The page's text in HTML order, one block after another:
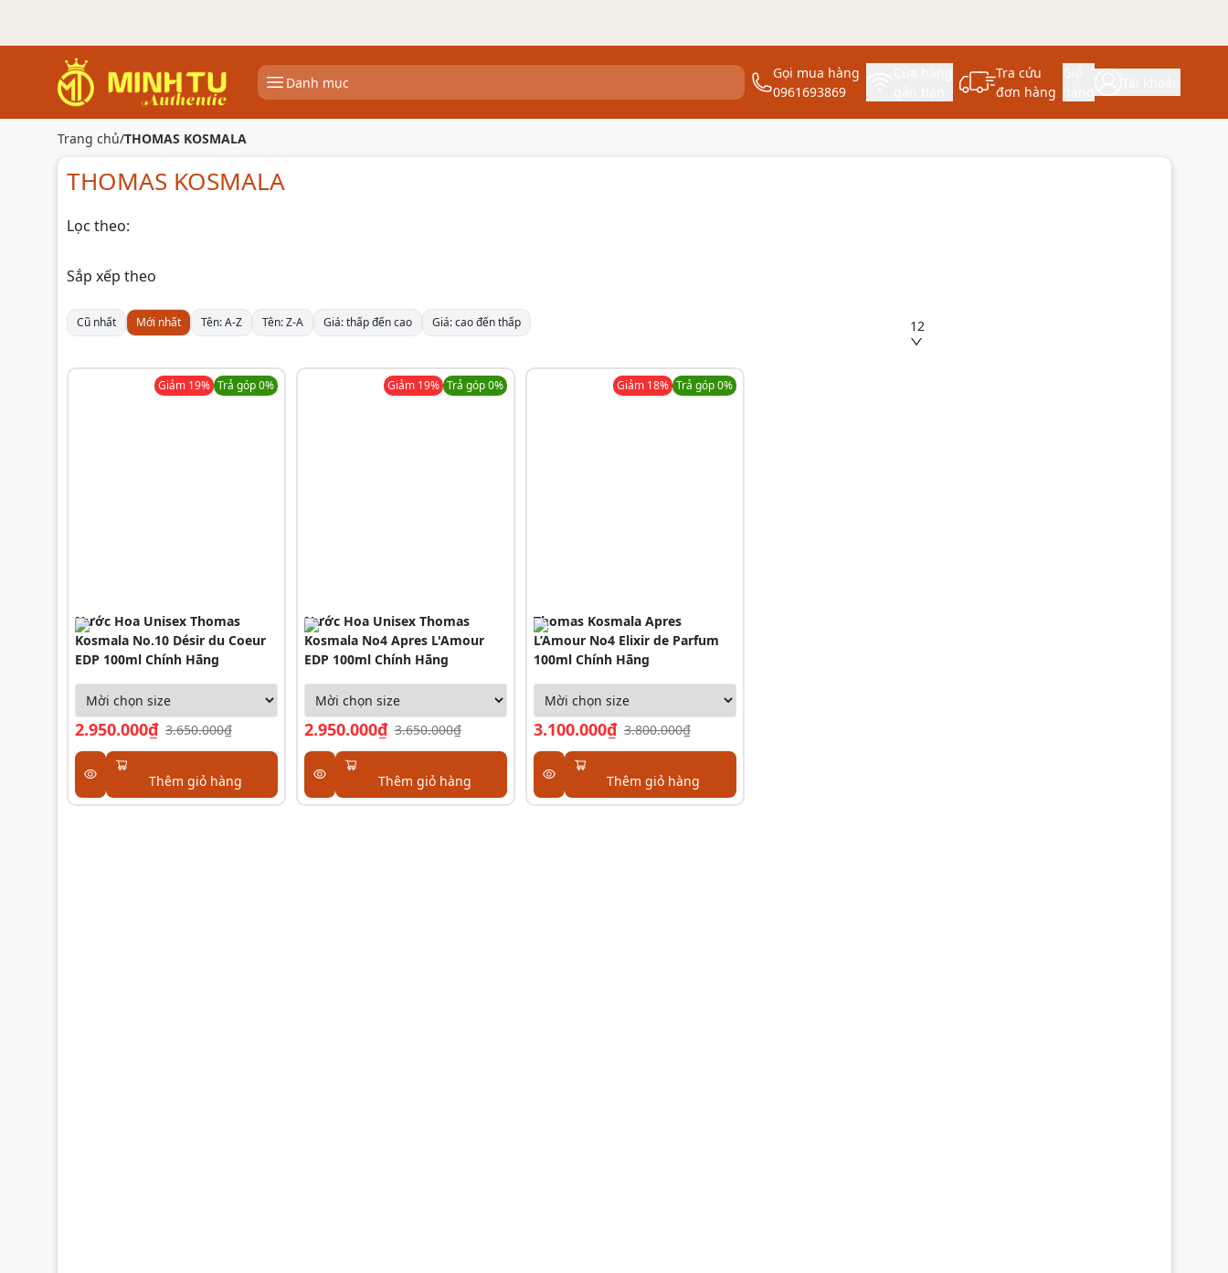
Danh mục
Gọi mua hàng
0961693869
Tra cứu
đơn hàng
Trang chủ/THOMAS KOSMALA
THOMAS KOSMALA
Lọc theo:
Sắp xếp theo
Cũ nhất Mới nhất Tên: A-Z Tên: Z-A Giá: thấp đến cao Giá: cao đến thấp 12
Giảm 19% Trả góp 0%
Nước Hoa Unisex Thomas
Kosmala No.10 Désir du Coeur
EDP 100ml Chính Hãng
2.950.000₫ 3.650.000₫
Thêm giỏ hàng
Giảm 19% Trả góp 0%
Nước Hoa Unisex Thomas
Kosmala No4 Apres L'Amour
EDP 100ml Chính Hãng
2.950.000₫ 3.650.000₫
Thêm giỏ hàng
Giảm 18% Trả góp 0%
Thomas Kosmala Apres
L’Amour No4 Elixir de Parfum
100ml Chính Hãng
3.100.000₫ 3.800.000₫
Thêm giỏ hàng